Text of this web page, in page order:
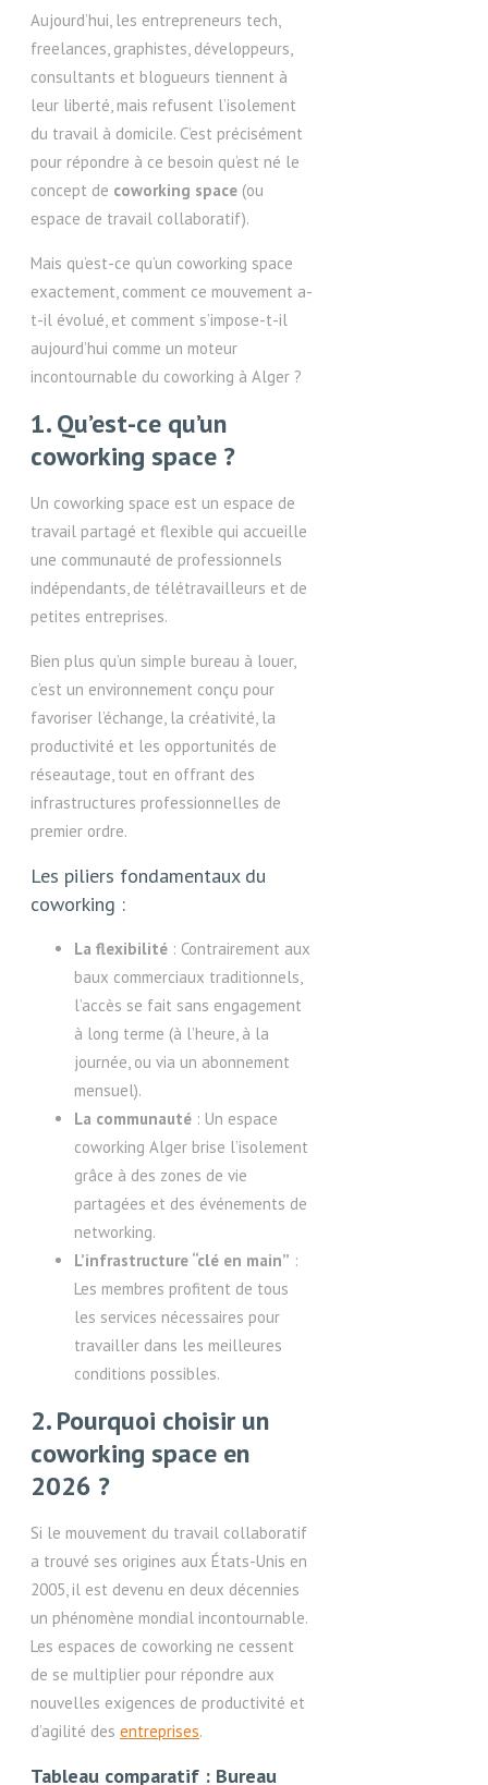
Aujourd’hui, les entrepreneurs tech,
freelances, graphistes, développeurs,
consultants et blogueurs tiennent à
leur liberté, mais refusent l’isolement
du travail à domicile. C’est précisément
pour répondre à ce besoin qu’est né le
concept de coworking space (ou
espace de travail collaboratif).
Mais qu’est-ce qu’un coworking space
exactement, comment ce mouvement a-
t-il évolué, et comment s’impose-t-il
aujourd’hui comme un moteur
incontournable du coworking à Alger ?
1. Qu’est-ce qu’un
coworking space ?
Un coworking space est un espace de
travail partagé et flexible qui accueille
une communauté de professionnels
indépendants, de télétravailleurs et de
petites entreprises.
Bien plus qu’un simple bureau à louer,
c’est un environnement conçu pour
favoriser l’échange, la créativité, la
productivité et les opportunités de
réseautage, tout en offrant des
infrastructures professionnelles de
premier ordre.
Les piliers fondamentaux du
coworking :
La flexibilité : Contrairement aux
baux commerciaux traditionnels,
l’accès se fait sans engagement
à long terme (à l’heure, à la
journée, ou via un abonnement
mensuel).
La communauté : Un espace
coworking Alger brise l’isolement
grâce à des zones de vie
partagées et des événements de
networking.
L’infrastructure “clé en main” :
Les membres profitent de tous
les services nécessaires pour
travailler dans les meilleures
conditions possibles.
2. Pourquoi choisir un
coworking space en
2026 ?
Si le mouvement du travail collaboratif
a trouvé ses origines aux États-Unis en
2005, il est devenu en deux décennies
un phénomène mondial incontournable.
Les espaces de coworking ne cessent
de se multiplier pour répondre aux
nouvelles exigences de productivité et
d’agilité des entreprises.
Tableau comparatif : Bureau